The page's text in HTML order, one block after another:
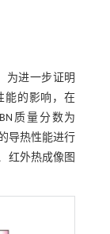
为进一步证明
能的影响，在
质量分数为
导热性能进行
红外热成像图